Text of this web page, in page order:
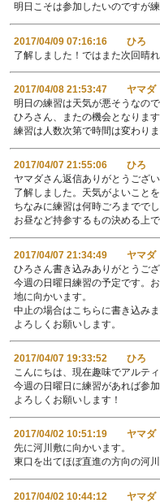
明日こそは参加したいのですが
2017/04/09 07:16:16 ひろ
了解しました！ではまた次回晴
2017/04/08 21:53:47 ヤマダ
明日の練習は天気が悪そうなの
ひろさん、またの機会となりま
練習は人数次第で時間は変わり
2017/04/07 21:55:06 ひろ
ヤマダさん返信ありがとうござ
了解しました。天気がよいこと
ちなみに練習は何時ごろまでで
お昼など持参するもの決める上
2017/04/07 21:34:49 ヤマダ
ひろさん書き込みありがとうご
今週の日曜日練習の予定です。
地に向かいます。
中止の場合はこちらに書き込み
よろしくお願いします。
2017/04/07 19:33:52 ひろ
こんにちは、現在趣味でアルテ
今週の日曜日に練習があれば参
よろしくお願いします！
2017/04/02 10:51:19 ヤマダ
先に河川敷に向かいます。
東口を出てほぼ直進の方向の河
2017/04/02 10:44:12 ヤマダ